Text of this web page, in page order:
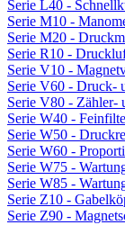
Serie L40 -
Serie M10 -
Serie M20 -
Serie R10 -
Serie V10 -
Serie V60 - Druck-
Serie V80 - Zähler-
Serie W40 -
Serie W50 -
Serie W60 -
Serie W75 -
Serie W85 -
Serie Z10 -
Serie Z90 -